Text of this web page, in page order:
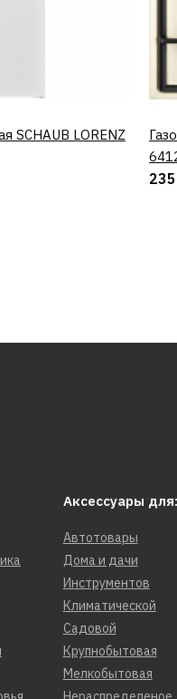
SCHAUB LORENZ
Аксессуары для:
Автотовары
Дома и дачи
Инструментов
Климатической
Садовой
Крупнобытовая
Мелкобытовая